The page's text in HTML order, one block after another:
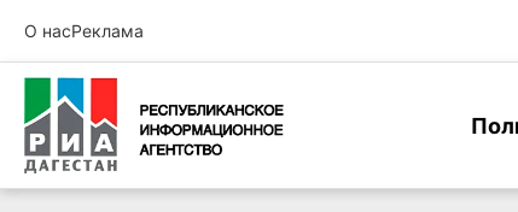
О насРеклама